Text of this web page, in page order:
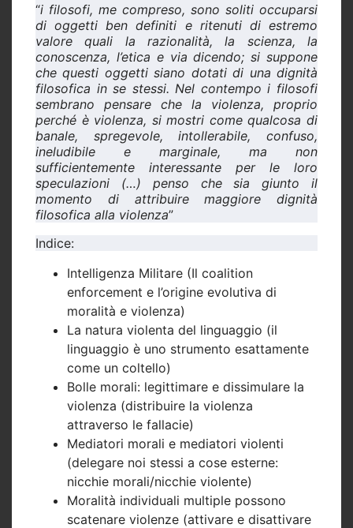
“i filosofi, me compreso, sono soliti occuparsi
di oggetti ben definiti e ritenuti di estremo
valore quali la razionalità, la scienza, la
conoscenza, l’etica e via dicendo; si suppone
che questi oggetti siano dotati di una dignità
filosofica in se stessi. Nel contempo i filosofi
sembrano pensare che la violenza, proprio
perché è violenza, si mostri come qualcosa di
banale, spregevole, intollerabile, confuso,
ineludibile e marginale, ma non
sufficientemente interessante per le loro
speculazioni (…) penso che sia giunto il
momento di attribuire maggiore dignità
filosofica alla violenza”
Indice:
Intelligenza Militare (Il coalition
enforcement e l’origine evolutiva di
moralità e violenza)
La natura violenta del linguaggio (il
linguaggio è uno strumento esattamente
come un coltello)
Bolle morali: legittimare e dissimulare la
violenza (distribuire la violenza
attraverso le fallacie)
Mediatori morali e mediatori violenti
(delegare noi stessi a cose esterne:
nicchie morali/nicchie violente)
Moralità individuali multiple possono
scatenare violenze (attivare e disattivare